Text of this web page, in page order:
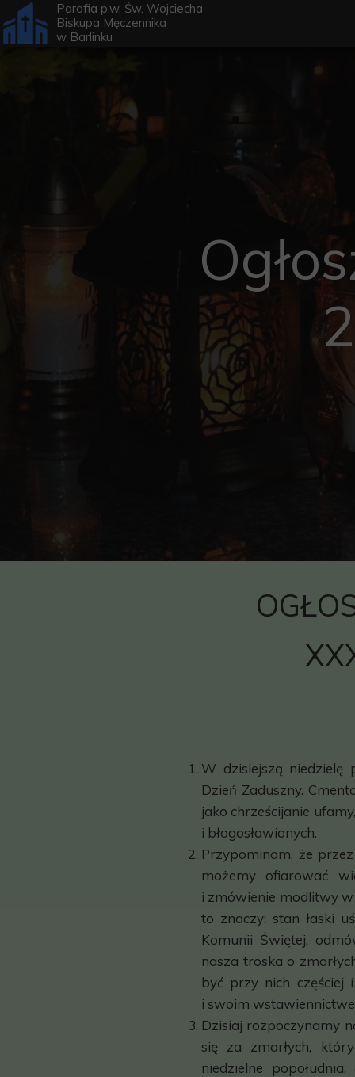
Parafia p.w. Św. Wojciecha
Biskupa Męczennika
w Barlinku
W dzisiejszą niedzielę
Dzień Zaduszny.
jako chrześcijanie
i błogosławionych.
Przypominam, że
możemy ofiarować
i zmówienie modlitwy w
to znaczy: stan łaski
Komunii Świętej,
nasza troska o
być przy nich częściej
i swoim
Dzisiaj rozpoczynamy
się za zmarłych,
niedzielne